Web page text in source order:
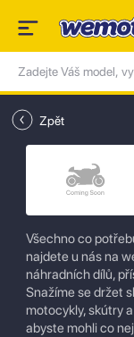
Zpět
Všechno co
najdete u nás na
náhradních dílů,
Snažíme se držet
motocykly, skútry
abyste mohli co